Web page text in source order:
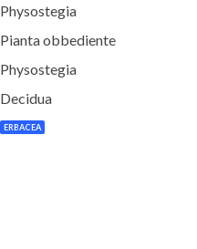
Physostegia
Pianta obbediente
Physostegia
Decidua
ERBACEA